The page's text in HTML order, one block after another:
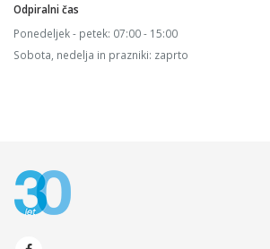
Odpiralni čas
Ponedeljek - petek: 07:00 - 15:00
Sobota, nedelja in prazniki: zaprto